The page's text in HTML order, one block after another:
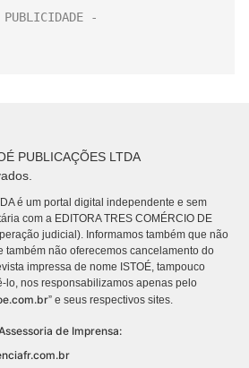
PUBLICAÇÕES LTDA
é um portal digital independente e sem
com a EDITORA TRES COMÉRCIO DE
judicial). Informamos também que não
também não oferecemos cancelamento do
impressa de nome ISTOÉ, tampouco
lo, nos responsabilizamos apenas pelo
” e seus respectivos sites.
de Imprensa: